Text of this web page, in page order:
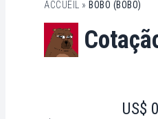
ACCUEIL » BOBO (BOBO)
US$